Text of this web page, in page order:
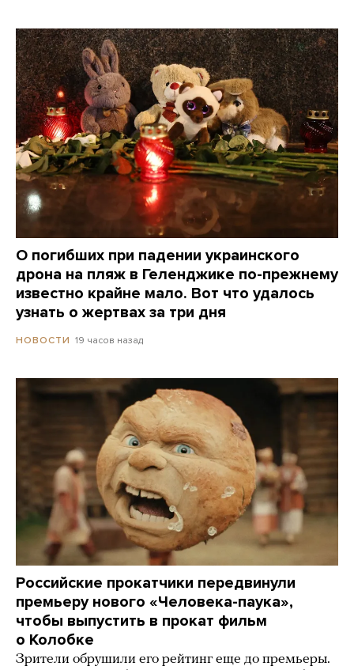
О погибших при падении украинского
дрона на пляж в Геленджике по-прежнему
известно крайне мало. Вот что удалось
узнать о жертвах за три дня
НОВОСТИ 19 часов назад
Российские прокатчики передвинули
премьеру нового «Человека-паука»,
чтобы выпустить в прокат фильм
о Колобке
Зрители обрушили его рейтинг еще до премьеры.